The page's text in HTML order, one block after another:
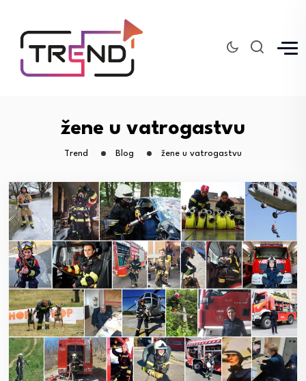
žene u vatrogastvu
Trend Blog žene u vatrogastvu